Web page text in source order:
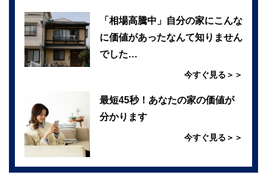
「相場高騰中」自分の家にこんな
に価値があったなんて知りません
でした…
今すぐ見る＞＞
最短45秒！あなたの家の価値が
分かります
今すぐ見る＞＞